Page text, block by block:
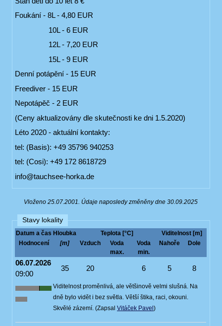
Foukání - 8L - 4,80 EUR
10L - 6 EUR
12L - 7,20 EUR
15L - 9 EUR
Denní potápění - 15 EUR
Freediver - 15 EUR
Nepotápěč - 2 EUR
(Ceny aktualizovány dle skutečnosti ke dni 1.5.2020)
Léto 2020 - aktuální kontakty:
tel: (Basis): +49 35796 940253
tel: (Cosi): +49 172 8618729
info@tauchsee-horka.de
Vloženo 25.07.2001. Údaje naposledy změněny dne 30.09.2025
Stavy lokality
Datum a čas Hloubka Teplota [°C]
Viditelnost [m]
Hodnocení
[m] Vzduch
Voda
max.
Voda
min.
Nahoře Dole
06.07.2026
09:00
35 20 6 5 8
Viditelnost proměnlivá, ale většinově velmi slušná. Na
dně bylo vidět i bez světla. Větší štika, raci, okouni.
Skvělé zázemí. (Zapsal Vitáček Pavel )